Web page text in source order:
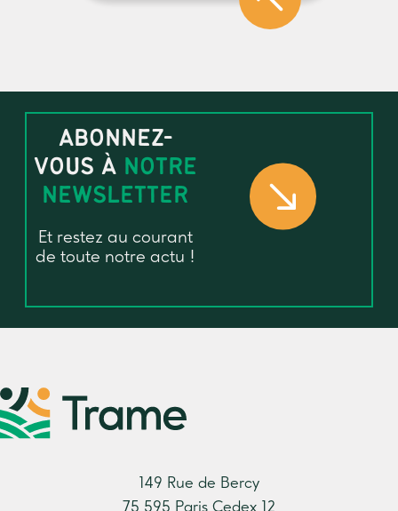
ABONNEZ-
VOUS À NOTRE
NEWSLETTER
Et restez au courant
de toute notre actu !
149 Rue de Bercy
75 595 Paris Cedex 12